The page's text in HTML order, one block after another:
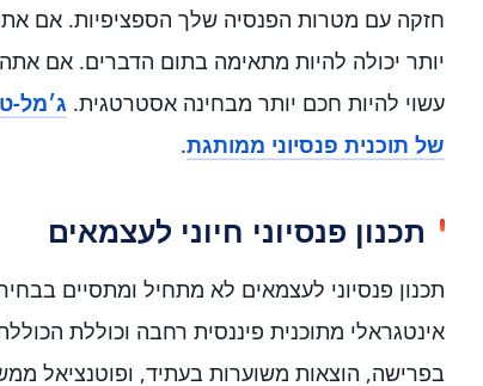
חזקה עם מטרות הפנסיה שלך הספציפיות. אם
יותר יכולה להיות מתאימה בתום הדברים. אם
עשוי להיות חכם יותר מבחינה אסטרטגית. ג׳מל-
של תוכנית פנסיוני ממותגת.
תכנון פנסיוני חיוני לעצמאים
תכנון פנסיוני לעצמאים לא מתחיל ומתסיים
אינטגראלי מתוכנית פיננסית רחבה וכוללת
בפרישה, הוצאות משוערות בעתיד, ופוטנציאל